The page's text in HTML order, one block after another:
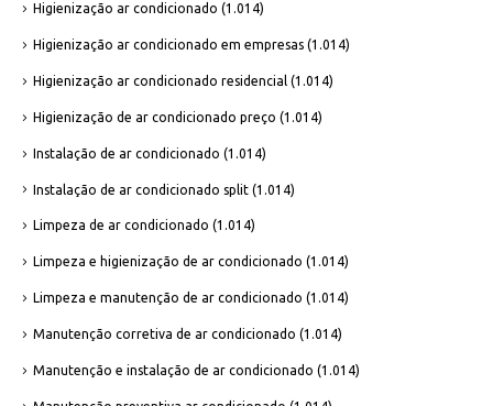
Higienização ar condicionado (1.014)
Higienização ar condicionado em empresas (1.014)
Higienização ar condicionado residencial (1.014)
Higienização de ar condicionado preço (1.014)
Instalação de ar condicionado (1.014)
Instalação de ar condicionado split (1.014)
Limpeza de ar condicionado (1.014)
Limpeza e higienização de ar condicionado (1.014)
Limpeza e manutenção de ar condicionado (1.014)
Manutenção corretiva de ar condicionado (1.014)
Manutenção e instalação de ar condicionado (1.014)